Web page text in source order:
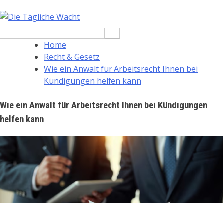
for:
Home
Recht & Gesetz
Wie ein Anwalt für Arbeitsrecht Ihnen bei
Kündigungen helfen kann
Wie ein Anwalt für Arbeitsrecht Ihnen bei Kündigungen
helfen kann